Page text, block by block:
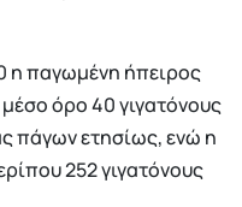
η παγωμένη ήπειρος
όρο 40 γιγατόνους
πάγων ετησίως, ενώ η
252 γιγατόνους